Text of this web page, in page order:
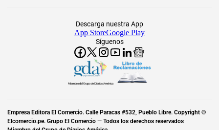
Síguenos
Descarga nuestra App
App StoreGoogle Play
Miembro del Grupo de Diarios América
Empresa Editora El Comercio. Calle Paracas #532, Pueblo Libre. Copyright ©
Elcomercio.pe. Grupo El Comercio — Todos los derechos reservados